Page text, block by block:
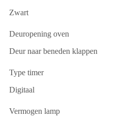
Zwart
Deuropening oven
Deur naar beneden klappen
Type timer
Digitaal
Vermogen lamp